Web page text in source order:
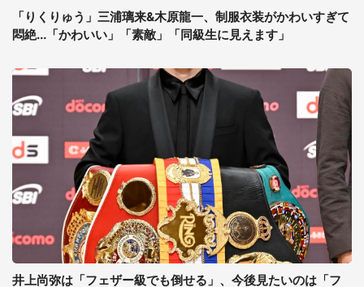
「りくりゅう」三浦璃来&木原龍一、制服衣装がかわいすぎて
悶絶...「かわいい」「素敵」「同級生に見えます」
井上尚弥は「フェザー級でも倒せる」、今後見たいのは「フ